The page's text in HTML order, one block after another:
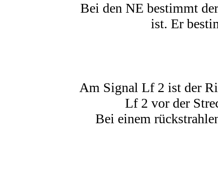
Bei den NE bestimmt
ist. Er
Am Signal Lf 2 ist der
Lf 2 vor der
Bei einem